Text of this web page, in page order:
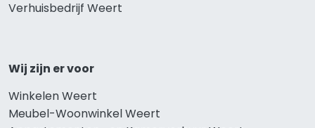
Verhuisbedrijf Weert
Wij zijn er voor
Winkelen Weert
Meubel-Woonwinkel Weert